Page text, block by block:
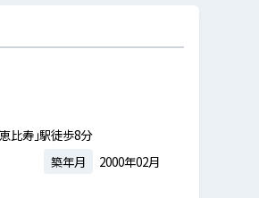
比寿」駅徒歩8分
築年月 2000年02月